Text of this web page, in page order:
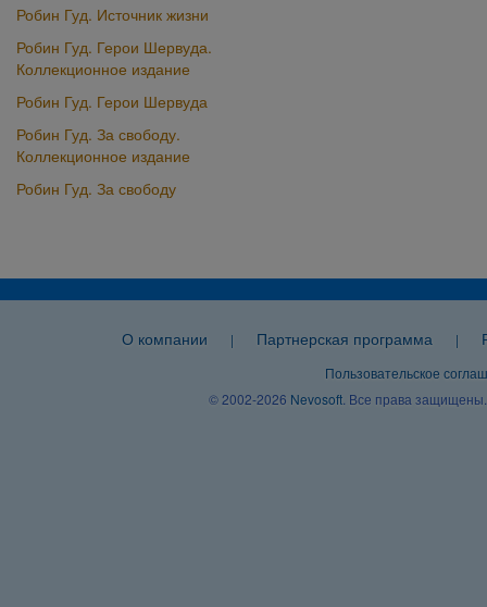
Робин Гуд. Источник жизни
Робин Гуд. Герои Шервуда.
Коллекционное издание
Робин Гуд. Герои Шервуда
Робин Гуд. За свободу.
Коллекционное издание
Робин Гуд. За свободу
О компании | Партнерская программа |
Пользовательское
© 2002-2026 Nevosoft . Все права защищены